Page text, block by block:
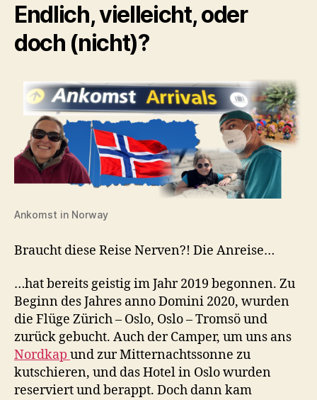
Endlich, vielleicht, oder
doch (nicht)?
Ankomst in Norway
Braucht diese Reise Nerven?! Die Anreise…
…hat bereits geistig im Jahr 2019 begonnen. Zu
Beginn des Jahres anno Domini 2020, wurden
die Flüge Zürich – Oslo, Oslo – Tromsö und
zurück gebucht. Auch der Camper, um uns ans
Nordkap und zur Mitternachtssonne zu
kutschieren, und das Hotel in Oslo wurden
reserviert und berappt. Doch dann kam